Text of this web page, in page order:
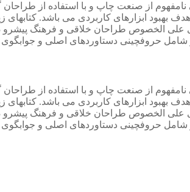
نامفهوم از صنعت چاپ و با استفاده از
هدف بهبود ابزارهای کاربردی می باشد.
علی الخصوص طراحان خلاقی و فرهنگ پیشرو
حروفچینی دستاوردهای اصلی و
نامفهوم از صنعت چاپ و با استفاده از
هدف بهبود ابزارهای کاربردی می باشد.
علی الخصوص طراحان خلاقی و فرهنگ پیشرو
حروفچینی دستاوردهای اصلی و